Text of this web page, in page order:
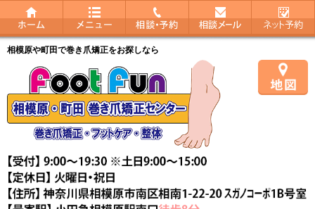
相模原や町田で巻き爪矯正をお探しなら